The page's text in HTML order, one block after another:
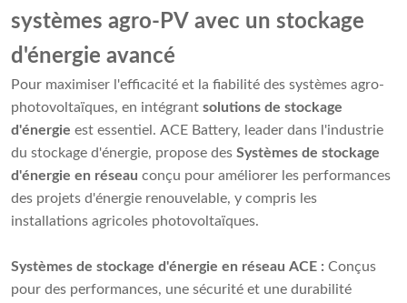
systèmes agro-PV avec un stockage
d'énergie avancé
Pour maximiser l'efficacité et la fiabilité des systèmes agro-
photovoltaïques, en intégrant solutions de stockage
d'énergie est essentiel. ACE Battery, leader dans l'industrie
du stockage d'énergie, propose des Systèmes de stockage
d'énergie en réseau conçu pour améliorer les performances
des projets d'énergie renouvelable, y compris les
installations agricoles photovoltaïques.
Systèmes de stockage d'énergie en réseau ACE : Conçus
pour des performances, une sécurité et une durabilité